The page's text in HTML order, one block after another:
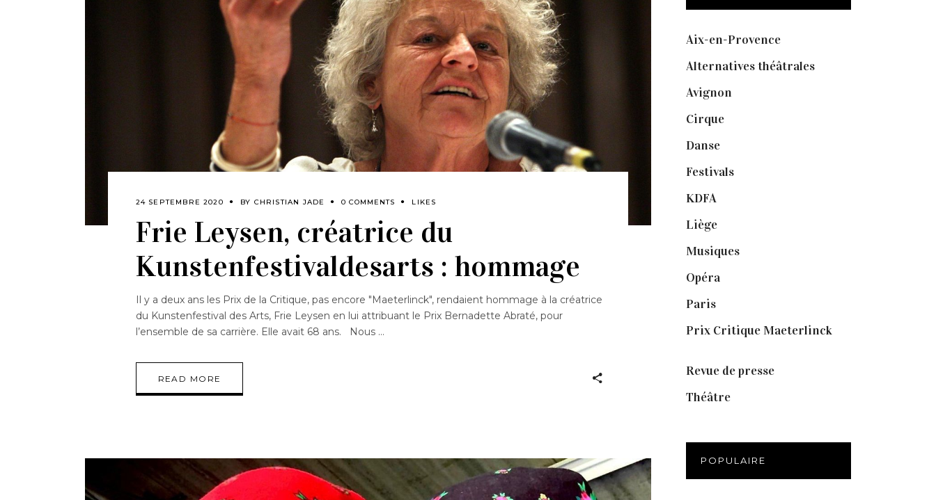
24 SEPTEMBRE 2020 BY CHRISTIAN JADE 0 COMMENTS LIKES
Frie Leysen, créatrice du
Kunstenfestivaldesarts : hommage
Il y a deux ans les Prix de la Critique, pas encore "Maeterlinck", rendaient hommage à la créatrice
du Kunstenfestival des Arts, Frie Leysen en lui attribuant le Prix Bernadette Abraté, pour
l’ensemble de sa carrière. Elle avait 68 ans. Nous
READ MORE
Aix-en-Provence(20)
Alternatives théâtrales(1)
Avignon
Cirque(8)
Danse(30)
Festivals(6)
KDFA(3)
Liège(9)
Musiques(1)
Opéra(56)
Paris(14)
Prix Critique Maeterlinck
Revue de presse(1)
Théâtre(386)
POPULAIRE